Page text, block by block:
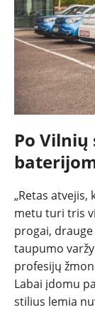
Po
„Retas
metu turi tris
progai,
taupumo
profesijų
Labai įdomu
stilius lemia